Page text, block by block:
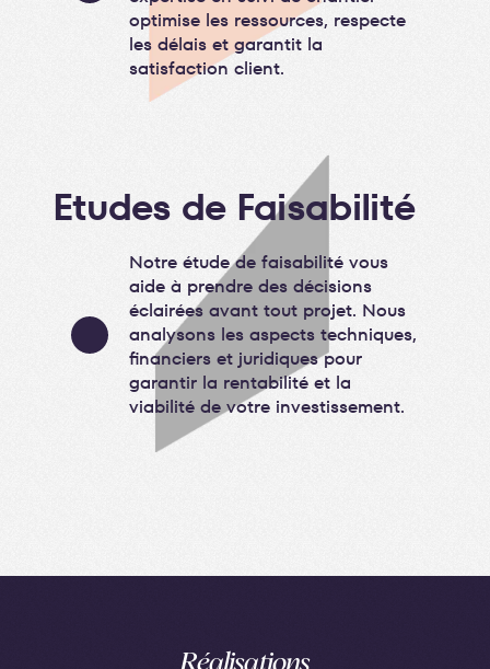
optimise les ressources, respecte
les délais et garantit la
satisfaction client.
Etudes de Faisabilité
Notre étude de faisabilité vous
aide à prendre des décisions
éclairées avant tout projet. Nous
analysons les aspects techniques,
financiers et juridiques pour
garantir la rentabilité et la
viabilité de votre investissement.
Réalisations